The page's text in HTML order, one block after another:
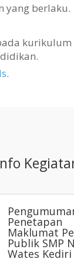
yang berlaku.
kurikulum
.
Penetapan
Maklumat
Publik SMP
Wates Kediri